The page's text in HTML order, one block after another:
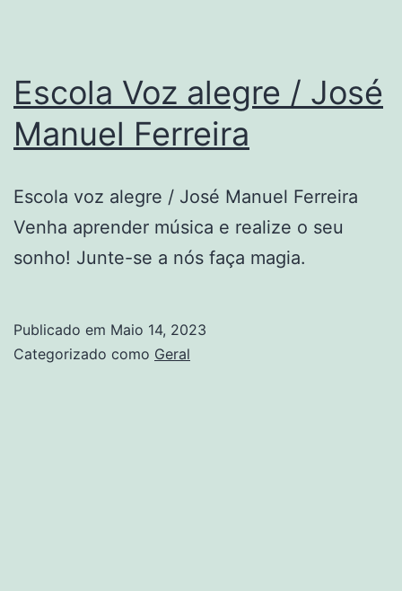
Escola Voz alegre / José
Manuel Ferreira
Escola voz alegre / José Manuel Ferreira
Venha aprender música e realize o seu
sonho! Junte-se a nós faça magia.
Publicado em Maio 14, 2023
Categorizado como Geral